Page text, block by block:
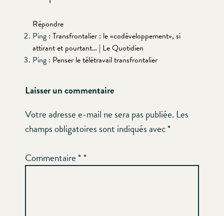
Répondre
Ping : Transfrontalier : le «codéveloppement», si
attirant et pourtant… | Le Quotidien
Ping : Penser le télétravail transfrontalier
Laisser un commentaire
Votre adresse e-mail ne sera pas publiée. Les
champs obligatoires sont indiqués avec*
Commentaire*